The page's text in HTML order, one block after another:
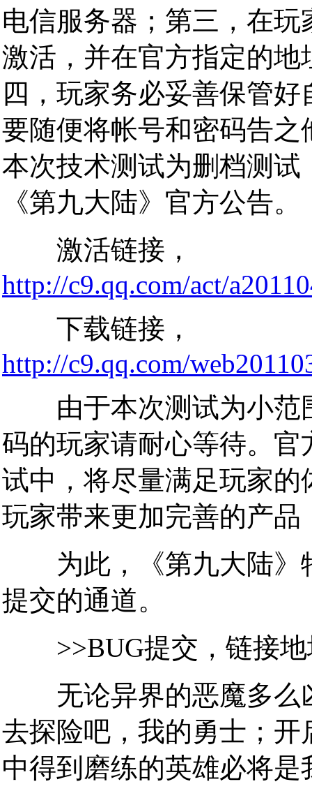
电信服务器；第三，在
激活，并在官方指定的
四，玩家务必妥善保管
要随便将帐号和密码告
本次技术测试为删档测
《第九大陆》官方公告。
激活链接，
http://c9.qq.com/act/
下载链接，
http://c9.qq.com/
由于本次测试为小范
码的玩家请耐心等待。
试中，将尽量满足玩家
玩家带来更加完善的产品
为此，《第九大陆》
提交的通道。
>>BUG提交，链接地
无论异界的恶魔多么
去探险吧，我的勇士；
中得到磨练的英雄必将